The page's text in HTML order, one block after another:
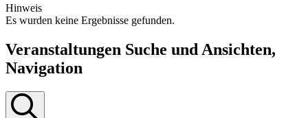
Hinweis
Es wurden keine Ergebnisse gefunden.
Veranstaltungen Suche und Ansichten,
Navigation